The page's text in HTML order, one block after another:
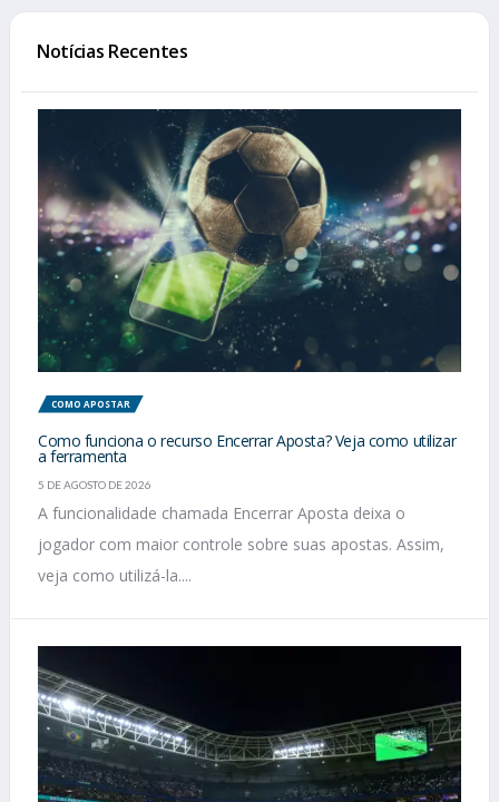
Notícias Recentes
COMO APOSTAR
Como funciona o recurso Encerrar Aposta? Veja como utilizar
a ferramenta
5 DE AGOSTO DE 2026
A funcionalidade chamada Encerrar Aposta deixa o
jogador com maior controle sobre suas apostas. Assim,
veja como utilizá-la....